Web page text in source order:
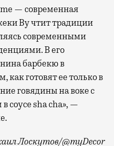
— современная
Ву чтит традиции
современными
В его
барбекю в
как готовят ее только в
говядины на воке с
соусе sha cha», —
Лоскутов/@myDecor